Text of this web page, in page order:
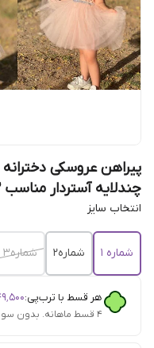
پیراهن عروسکی دخترانه
چندلایه آستردار مناسب 2تا10سال
انتخاب سایز
شماره 1 شماره2 شماره3
هر قسط با ترب‌پی:
۴ قسط ماهانه. بدون سود، چک و ضامن.